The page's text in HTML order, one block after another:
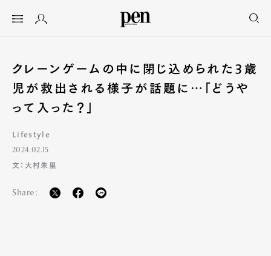
クレーンゲームの中に閉じ込められた3歳
児が救出される様子が話題に…「どうや
って入った？」
Lifestyle
2024.02.15
文：大村朱里
Share: